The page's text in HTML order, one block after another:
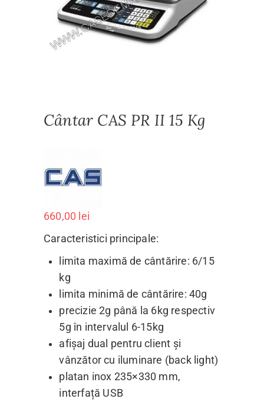
Cântar CAS PR II 15 Kg
660,00 lei
Caracteristici principale:
limita maximă de cântărire: 6/15
kg
limita minimă de cântărire: 40g
precizie 2g până la 6kg respectiv
5g în intervalul 6-15kg
afișaj dual pentru client și
vânzător cu iluminare (back light)
platan inox 235×330 mm,
interfață USB